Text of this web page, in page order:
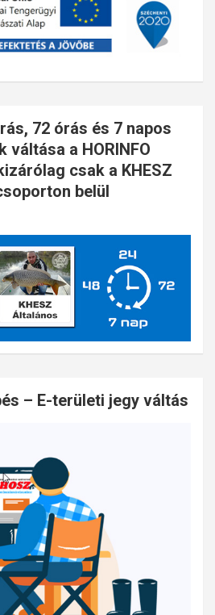
72 órás és 7 napos
váltása a HORINFO
csak a KHESZ
belül
– E-területi jegy váltás